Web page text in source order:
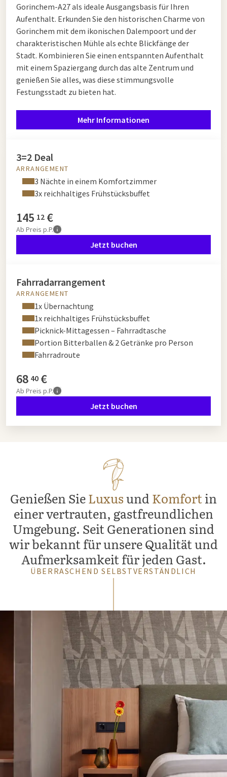
Gorinchem-A27 als ideale Ausgangsbasis für Ihren
Aufenthalt. Erkunden Sie den historischen Charme von
Gorinchem mit dem ikonischen Dalempoort und der
charakteristischen Mühle als echte Blickfänge der
Stadt. Kombinieren Sie einen entspannten Aufenthalt
mit einem Spaziergang durch das alte Zentrum und
genießen Sie alles, was diese stimmungsvolle
Festungsstadt zu bieten hat.
Mehr Informationen
3=2 Deal
ARRANGEMENT
3 Nächte in einem Komfortzimmer
3x reichhaltiges Frühstücksbuffet
145 12 €
Ab Preis p.P.
Jetzt buchen
Fahrradarrangement
ARRANGEMENT
1x Übernachtung
1x reichhaltiges Frühstücksbuffet
Picknick-Mittagessen – Fahrradtasche
Portion Bitterballen & 2 Getränke pro Person
Fahrradroute
68 40 €
Ab Preis p.P.
Jetzt buchen
Genießen SieLuxusund Komfortin
einer vertrauten, gastfreundlichen
Umgebung. Seit Generationen sind
wir bekannt für unsere Qualität und
Aufmerksamkeit für jeden Gast.
ÜBERRASCHEND SELBSTVERSTÄNDLICH